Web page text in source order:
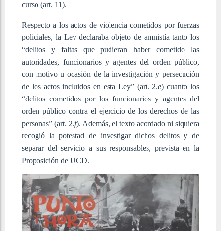
curso (art. 11).
Respecto a los actos de violencia cometidos por fuerzas
policiales, la Ley declaraba objeto de amnistía tanto los
“delitos y faltas que pudieran haber cometido las
autoridades, funcionarios y agentes del orden público,
con motivo u ocasión de la investigación y persecución
de los actos incluidos en esta Ley” (art. 2.e) cuanto los
“delitos cometidos por los funcionarios y agentes del
orden público contra el ejercicio de los derechos de las
personas” (art. 2.f). Además, el texto acordado ni siquiera
recogió la potestad de investigar dichos delitos y de
separar del servicio a sus responsables, prevista en la
Proposición de UCD.